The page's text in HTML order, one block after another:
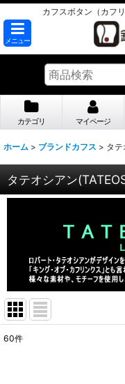
カフスボタン（カフ
メニュー
カテゴリ マイページ
ホーム > ブランドカフス > タテ
タテオシアン
60件